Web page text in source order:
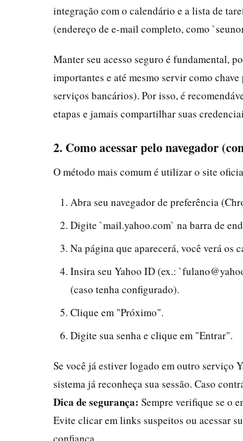
integração com o calendário e a lista de
(endereço de e-mail completo, como
Manter seu acesso seguro é fundamental,
importantes e até mesmo servir como
serviços bancários). Por isso, é
etapas e jamais compartilhar suas
2. Como acessar pelo navegador
O método mais comum é utilizar o site
Abra seu navegador de preferência
Digite `mail.yahoo.com` na barra de
Na página que aparecerá, você verá os
Insira seu Yahoo ID (ex.:
(caso tenha configurado).
Clique em "Próximo".
Digite sua senha e clique em "Entrar".
Se você já estiver logado em outro serviço
sistema já reconheça sua sessão. Caso
Dica de segurança: Sempre verifique se o
Evite clicar em links suspeitos ou acessar
confiança.